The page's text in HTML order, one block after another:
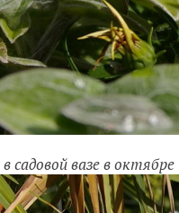
садовой вазе в октябре